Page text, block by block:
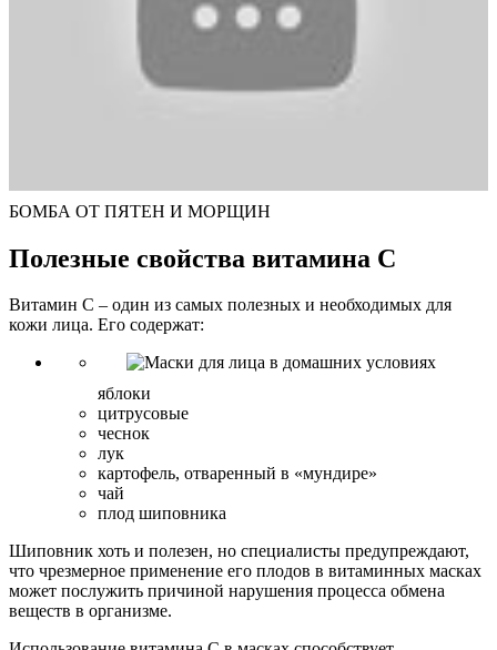
БОМБА ОТ ПЯТЕН И МОРЩИН
Полезные свойства витамина С
Витамин С – один из самых полезных и необходимых для
кожи лица. Его содержат:
яблоки
цитрусовые
чеснок
лук
картофель, отваренный в «мундире»
чай
плод шиповника
Шиповник хоть и полезен, но специалисты предупреждают,
что чрезмерное применение его плодов в витаминных масках
может послужить причиной нарушения процесса обмена
веществ в организме.